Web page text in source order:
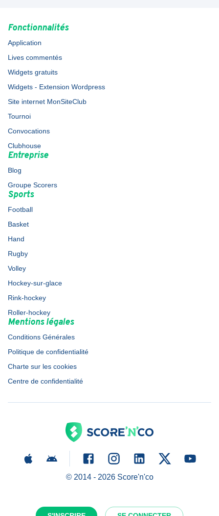
Fonctionnalités
Application
Lives commentés
Widgets gratuits
Widgets - Extension Wordpress
Site internet MonSiteClub
Tournoi
Convocations
Clubhouse
Entreprise
Blog
Groupe Scorers
Sports
Football
Basket
Hand
Rugby
Volley
Hockey-sur-glace
Rink-hockey
Roller-hockey
Mentions légales
Conditions Générales
Politique de confidentialité
Charte sur les cookies
Centre de confidentialité
© 2014 - 2026Score'n'co